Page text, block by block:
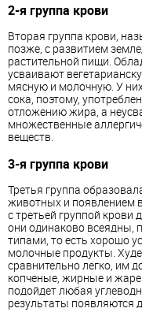
2-я группа крови
Вторая группа крови,
позже, с развитием
растительной пищи.
усваивают
мясную и молочную. У
сока, поэтому,
отложению жира, а
множественные
веществ.
3-я группа крови
Третья группа
животных и появлением
с третьей группой крови
они одинаково всеядны,
типами, то есть хорошо
молочные продукты.
сравнительно легко, им
копченые, жирные и
подойдет любая
результаты появляются